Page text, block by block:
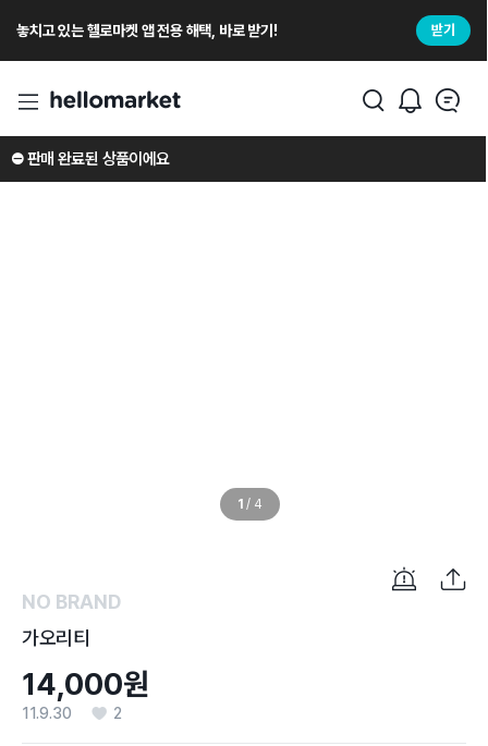
놓치고 있는 헬로마켓 앱 전용 해택, 바로 받기! 받기
1 / 4
⛔️ 판매 완료된 상품이에요
NO BRAND
가오리티
14,000원
11.9.30 2